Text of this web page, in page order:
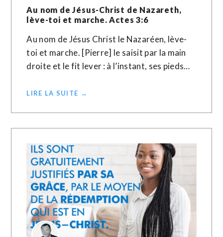
Au nom de Jésus-Christ de Nazareth,
lève-toi et marche. Actes 3:6
Au nom de Jésus Christ le Nazaréen, lève-
toi et marche. [Pierre] le saisit par la main
droite et le fit lever : à l’instant, ses pieds…
LIRE LA SUITE →